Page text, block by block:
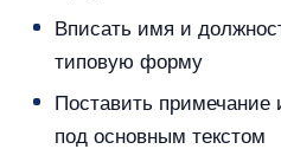
Вписать имя и
типовую форму
Поставить примечание
под основным текстом